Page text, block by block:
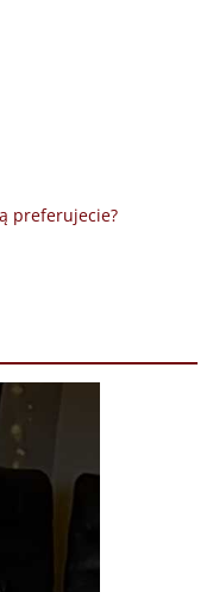
preferujecie?